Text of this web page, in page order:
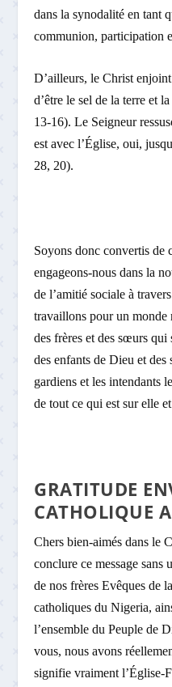
dans la synodalité en tant
communion, participation
D’ailleurs, le Christ
d’être le sel de la terre et
13-16). Le Seigneur
est avec l’Église, oui,
28, 20).
Soyons donc convertis de
engageons-nous dans la
de l’amitié sociale à
travaillons pour un
des frères et des sœurs qui
des enfants de Dieu et des
gardiens et les intendants
de tout ce qui est sur elle
GRATITUDE
CATHOLIQUE
Chers bien-aimés dans le
conclure ce message sans
de nos frères Evêques de
catholiques du Nigeria,
l’ensemble du Peuple de
vous, nous avons
signifie vraiment l’Église-